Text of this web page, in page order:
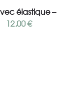
élastique
12,00€